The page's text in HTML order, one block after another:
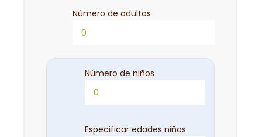
Número de adultos
Número de niños
Especificar edades niños